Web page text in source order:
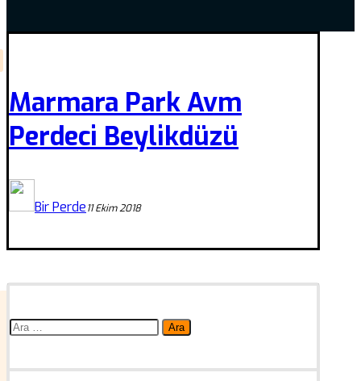
Marmara Park Avm
Perdeci Beylikdüzü
Bir Perde11 Ekim 2018
Arama: